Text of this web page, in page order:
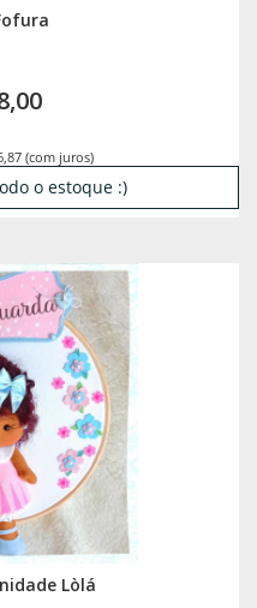
(com juros)
o estoque :)
Lòlá